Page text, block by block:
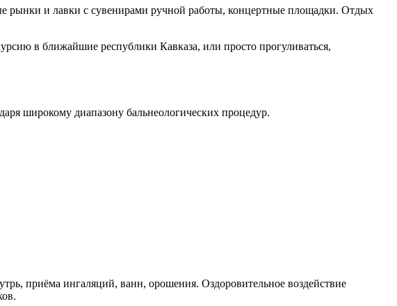
рынки и лавки с сувенирами ручной работы, концертные площадки. Отдых
в ближайшие республики Кавказа, или просто прогуливаться,
широкому диапазону бальнеологических процедур.
приёма ингаляций, ванн, орошения. Оздоровительное воздействие